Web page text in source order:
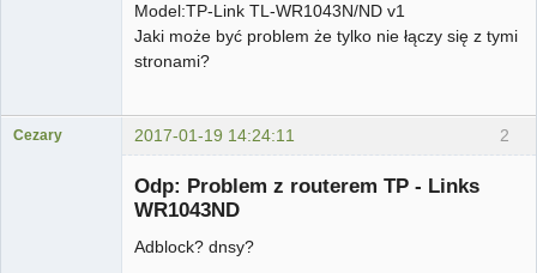
Model:TP-Link TL-WR1043N/ND v1
Jaki może być problem że tylko nie łączy się z tymi
stronami?
2
Cezary 2017-01-19 14:24:11
Odp: Problem z routerem TP - Links
WR1043ND
Adblock? dnsy?